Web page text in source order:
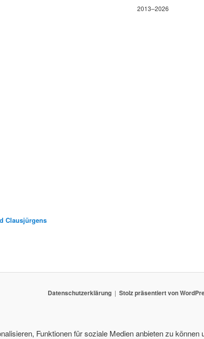
Clausjürgens
2013–2026
Datenschutzerklärung Stolz präsentiert von
Funktionen für soziale Medien anbieten zu